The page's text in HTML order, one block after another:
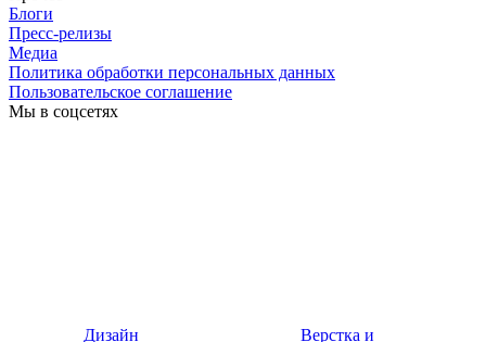
Блоги
Пресс-релизы
Медиа
Политика обработки персональных данных
Пользовательское соглашение
Мы в соцсетях
Дизайн Верстка и